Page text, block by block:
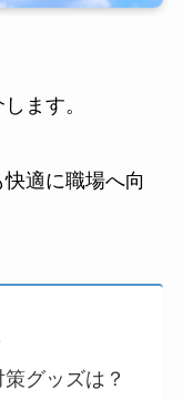
ます。
適に職場へ向
グッズは？